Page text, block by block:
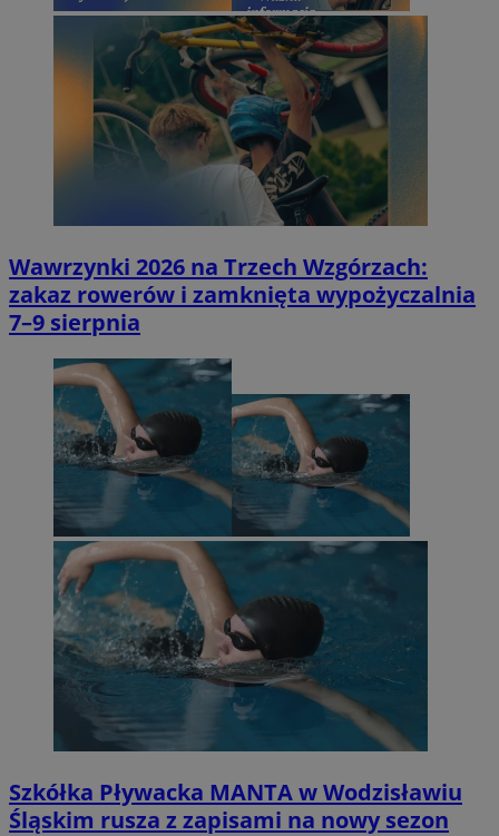
Wawrzynki 2026 na Trzech Wzgórzach:
zakaz rowerów i zamknięta wypożyczalnia
7–9 sierpnia
Szkółka Pływacka MANTA w Wodzisławiu
Śląskim rusza z zapisami na nowy sezon